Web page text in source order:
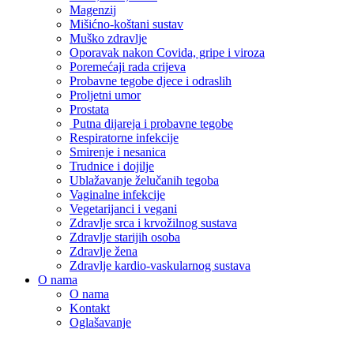
Magenzij
Mišićno-koštani sustav
Muško zdravlje
Oporavak nakon Covida, gripe i viroza
Poremećaji rada crijeva
Probavne tegobe djece i odraslih
Proljetni umor
Prostata
Putna dijareja i probavne tegobe
Respiratorne infekcije
Smirenje i nesanica
Trudnice i dojilje
Ublažavanje želučanih tegoba
Vaginalne infekcije
Vegetarijanci i vegani
Zdravlje srca i krvožilnog sustava
Zdravlje starijih osoba
Zdravlje žena
Zdravlje kardio-vaskularnog sustava
O nama
O nama
Kontakt
Oglašavanje